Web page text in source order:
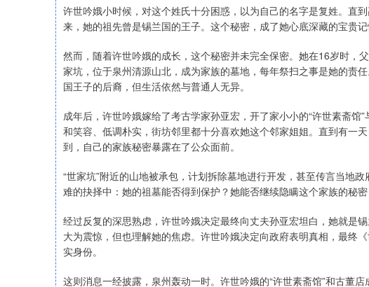
许世吟娥小时候，对这个姓氏十分困惑，以为自己的名字是复姓。直
来，她的祖先曾是锡兰国的王子。这个秘密，成了她心底深藏的宝贵记
然而，随着许世吟娥的成长，这个秘密并未完全保密。她在16岁时，
家坑，位于泉州清源山北，成为家族的墓地，每年祭扫之事是她的责
国王子的后裔，但生活依然与普通人无异。
成年后，许世吟娥嫁给了考古学家孙亚宏，开了家小小的“许世素斋
和笑容、低调朴实，街坊邻里都十分喜欢她这个邻家姐姐。直到有一
到，自己的家族秘密暴露在了公众面前。
“世家坑”附近的山地被承包，计划拆除墓地进行开发，甚至传言当地
难的抉择中：她的祖墓能否得到保护？她能否继续隐瞒这个家族的秘密
经过反复的深思熟虑，许世吟娥决定最终向丈夫孙亚宏坦白，她就是
大为震惊，但也理解她的焦虑。许世吟娥决定向政府表明真相，最终
实身份。
这则消息一经披露，泉州轰动一时。许世吟娥的“许世素斋馆”和古董